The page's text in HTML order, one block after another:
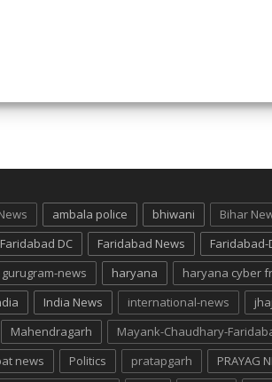
ambala police bhiwani Bihar
Faridabad DC Faridabad News Faridabad-
gurugram-news haryana haryana cyber
India News international-news
Mahendragarh Mayank-Chaudhary-
news Politics pratapgarh PRAYAG